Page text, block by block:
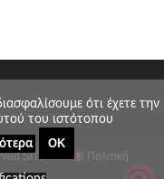
SITE MAP Πολιτική
ότι έχετε την
του ιστότοπου
ΟΚ